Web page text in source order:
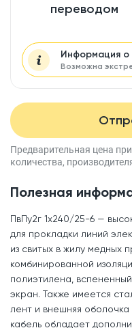
Предварительная цена
количества,
переводом
Информация о
Возможна
Полезная
ПвПу2г 1x240/25-6 —
для прокладки линий
из свитых в жилу медных
комбинированной
полиэтилена,
экран. Также имеется
лент и внешняя оболочка
кабель обладает